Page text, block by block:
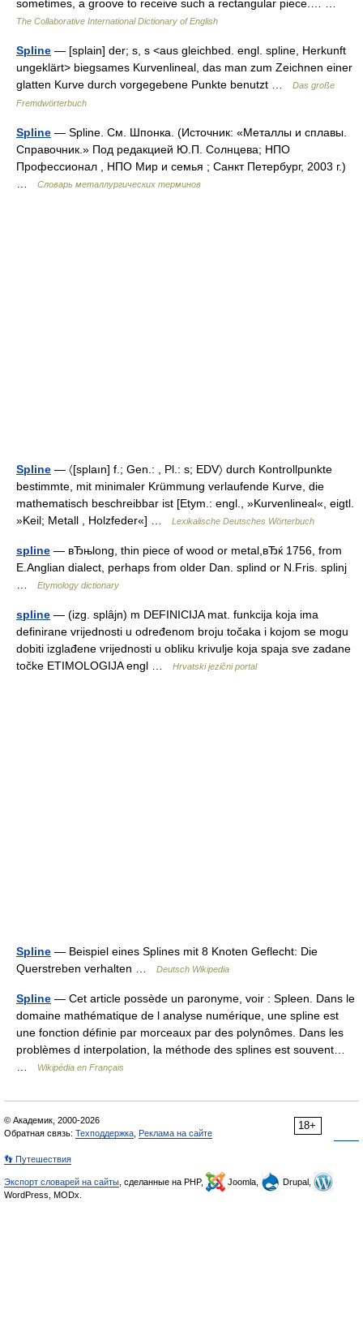
sometimes, a groove to receive such a rectangular piece.… …
The Collaborative International Dictionary of English
Spline — [splain] der; s, s <aus gleichbed. engl. spline, Herkunft
ungeklärt> biegsames Kurvenlineal, das man zum Zeichnen einer
glatten Kurve durch vorgegebene Punkte benutzt …
Das große
Fremdwörterbuch
Spline — Spline. См. Шпонка. (Источник: «Металлы и сплавы.
Справочник.» Под редакцией Ю.П. Солнцева; НПО
Профессионал , НПО Мир и семья ; Санкт Петербург, 2003 г.)
Словарь металлургических терминов
Spline — 〈[splaın] f.; Gen.: , Pl.: s; EDV〉 durch Kontrollpunkte
bestimmte, mit minimaler Krümmung verlaufende Kurve, die
mathematisch beschreibbar ist [Etym.: engl., »Kurvenlineal«, eigtl.
»Keil; Metall , Holzfeder«] …
Lexikalische Deutsches Wörterbuch
spline — вЂњlong, thin piece of wood or metal,вЂќ 1756, from
E.Anglian dialect, perhaps from older Dan. splind or N.Fris. splinj
Etymology dictionary
spline — (izg. splȃjn) m DEFINICIJA mat. funkcija koja ima
definirane vrijednosti u određenom broju točaka i kojom se mogu
dobiti izglađene vrijednosti u obliku krivulje koja spaja sve zadane
točke ETIMOLOGIJA engl …
Hrvatski jezični portal
Spline — Beispiel eines Splines mit 8 Knoten Geflecht: Die
Querstreben verhalten …
Deutsch Wikipedia
Spline — Cet article possède un paronyme, voir : Spleen. Dans le
domaine mathématique de l analyse numérique, une spline est
une fonction définie par morceaux par des polynômes. Dans les
problèmes d interpolation, la méthode des splines est souvent…
Wikipédia en Français
18+
© Академик, 2000-2026
Обратная связь: Техподдержка Реклама на сайте
👣 Путешествия
Экспорт словарей на сайты , сделанные на PHP, Joomla,
Drupal,
WordPress, MODx.